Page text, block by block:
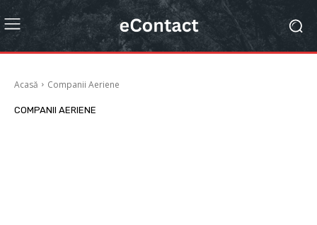
Acasă Companii Aeriene
COMPANII AERIENE